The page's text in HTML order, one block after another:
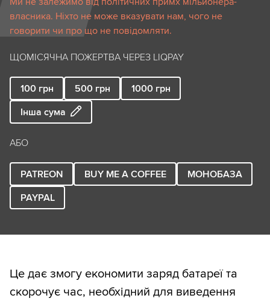
власника. Ніхто не може вказувати нам, чого не
говорити чи про що не повідомляти.
ЩОМІСЯЧНА ПОЖЕРТВА ЧЕРЕЗ LIQPAY
100 грн 500 грн 1000 грн
Інша сума
АБО
PATREON BUY ME A COFFEE
МОНОБАЗА
PAYPAL
Це дає змогу економити заряд батареї та
скорочує час, необхідний для виведення